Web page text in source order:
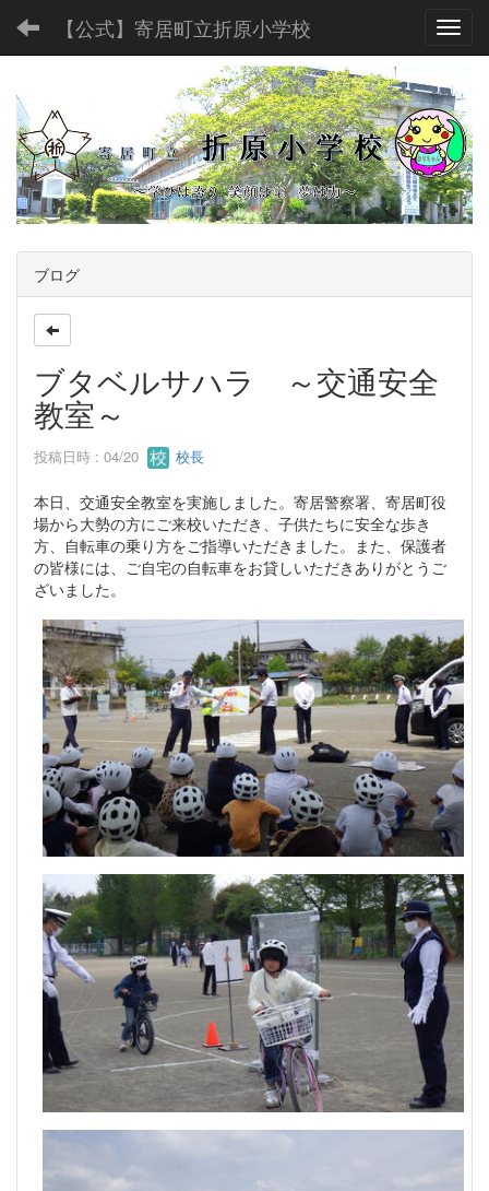
【公式】寄居町立折原小学校
ブログ
ブタベルサハラ ～交通安全
教室～
投稿日時 : 04/20 校長
本日、交通安全教室を実施しました。寄居警察署、寄居町役
場から大勢の方にご来校いただき、子供たちに安全な歩き
方、自転車の乗り方をご指導いただきました。また、保護者
の皆様には、ご自宅の自転車をお貸しいただきありがとうご
ざいました。